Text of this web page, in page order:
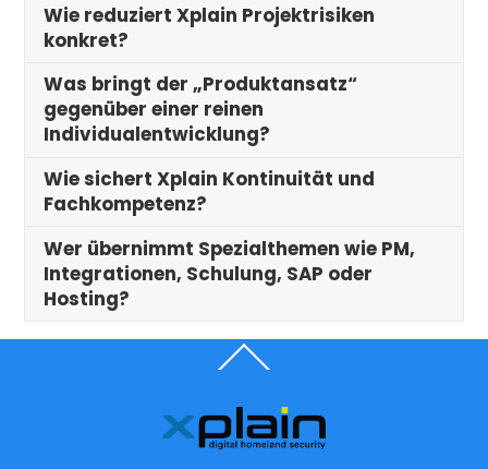
Wie reduziert Xplain Projektrisiken
konkret?
Was bringt der „Produktansatz“
gegenüber einer reinen
Individualentwicklung?
Wie sichert Xplain Kontinuität und
Fachkompetenz?
Wer übernimmt Spezialthemen wie PM,
Integrationen, Schulung, SAP oder
Hosting?
To